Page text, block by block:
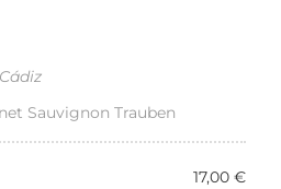
Sauvignon Trauben
17,00 €